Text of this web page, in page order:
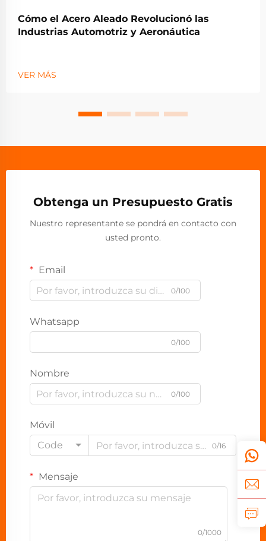
Cómo el Acero Aleado Revolucionó las
Industrias Automotriz y Aeronáutica
VER MÁS
Obtenga un Presupuesto Gratis
Nuestro representante se pondrá en contacto con
usted pronto.
Email
0/100
Whatsapp
0/100
Nombre
0/100
Móvil
Code
0/16
Mensaje
0/1000